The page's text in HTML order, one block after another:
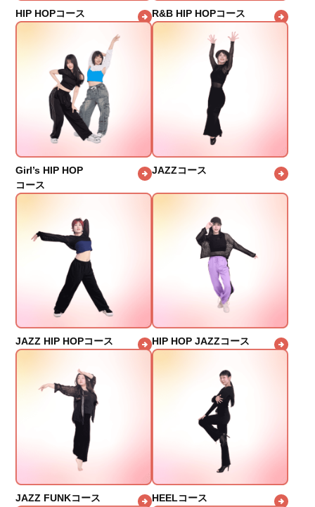
HIP HOPコース R&B HIP HOPコース
Girl’s HIP HOP
コース
JAZZコース
JAZZ HIP HOPコース HIP HOP JAZZコース
JAZZ FUNKコース HEELコース